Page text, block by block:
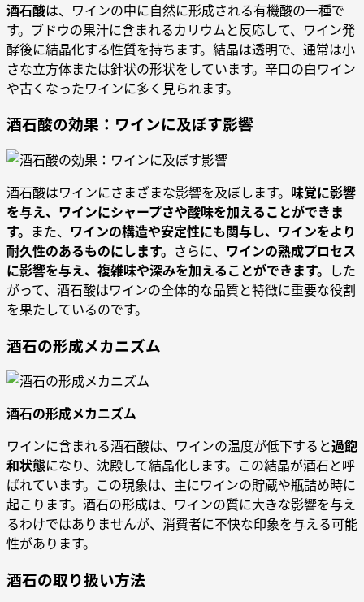
酒石酸は、ワインの中に自然に形成される有機酸の一種で
す。ブドウの果汁に含まれるカリウムと反応して、ワイン発
酵後に結晶化する性質を持ちます。結晶は透明で、通常は小
さな立方体または針状の形状をしています。辛口の白ワイン
や古くなったワインに多く見られます。
酒石酸の効果：ワインに及ぼす影響
酒石酸はワインにさまざまな影響を及ぼします。 味覚に影響
を与え、ワインにシャープさや酸味を加えることができま
す。 また、 ワインの構造や安定性にも関与し、ワインをより
耐久性のあるものにします。 さらに、 ワインの熟成プロセス
に影響を与え、複雑味や深みを加えることができます。 した
がって、酒石酸はワインの全体的な品質と特徴に重要な役割
を果たしているのです。
酒石の形成メカニズム
酒石の形成メカニズム
ワインに含まれる酒石酸は、ワインの温度が低下すると過飽
和状態になり、沈殿して結晶化します。この結晶が酒石と呼
ばれています。この現象は、主にワインの貯蔵や瓶詰め時に
起こります。酒石の形成は、ワインの質に大きな影響を与え
るわけではありませんが、消費者に不快な印象を与える可能
性があります。
酒石の取り扱い方法